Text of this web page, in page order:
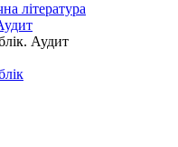
література
Аудит